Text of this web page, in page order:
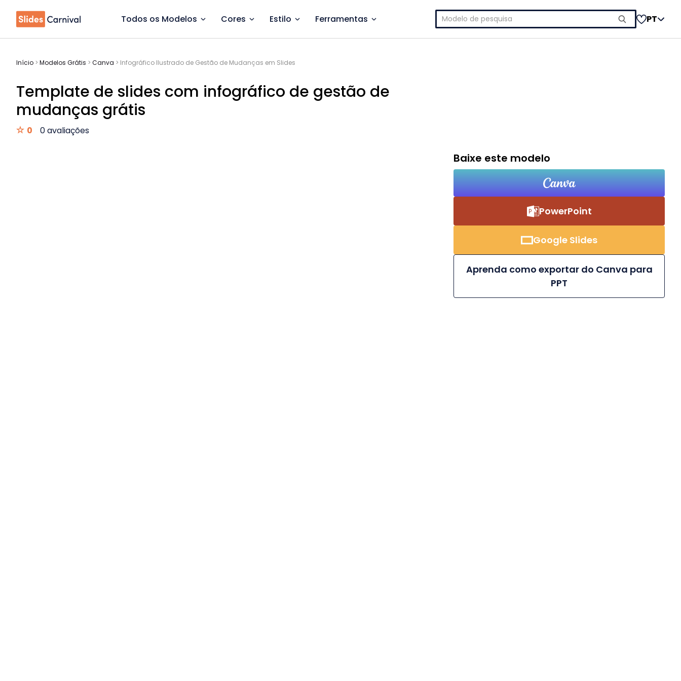
Todos os Modelos Cores Estilo Ferramentas
Pesquisar
por:
PT
Início > Modelos Grátis > Canva > Infográfico Ilustrado de Gestão de Mudanças em Slides
Template de slides com infográfico de gestão de
mudanças grátis
0 0 avaliações
Baixe este modelo
PowerPoint
Google Slides
Aprenda como exportar do Canva para
PPT